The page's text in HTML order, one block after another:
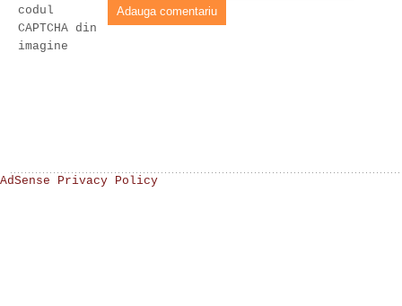
codul
CAPTCHA din
imagine
AdSense Privacy Policy